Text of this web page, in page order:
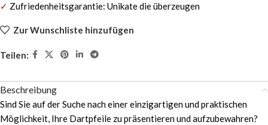
✓ Zufriedenheitsgarantie: Unikate die überzeugen
Alternative:
Zur Wunschliste hinzufügen
Teilen:
Beschreibung
Sind Sie auf der Suche nach einer einzigartigen und praktischen
Möglichkeit, Ihre Dartpfeile zu präsentieren und aufzubewahren?